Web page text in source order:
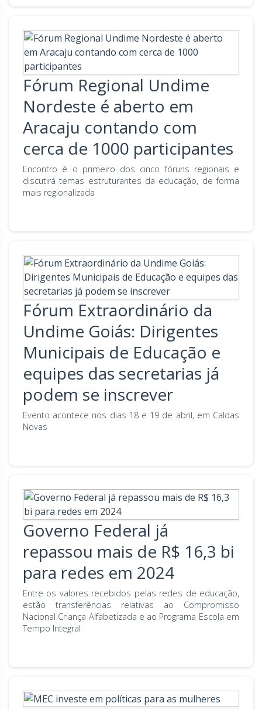
Fórum Regional Undime
Nordeste é aberto em
Aracaju contando com
cerca de 1000 participantes
Encontro é o primeiro dos cinco fóruns regionais e
discutirá temas estruturantes da educação, de forma
mais regionalizada
Fórum Extraordinário da
Undime Goiás: Dirigentes
Municipais de Educação e
equipes das secretarias já
podem se inscrever
Evento acontece nos dias 18 e 19 de abril, em Caldas
Novas
Governo Federal já
repassou mais de R$ 16,3 bi
para redes em 2024
Entre os valores recebidos pelas redes de educação,
estão transferências relativas ao Compromisso
Nacional Criança Alfabetizada e ao Programa Escola em
Tempo Integral